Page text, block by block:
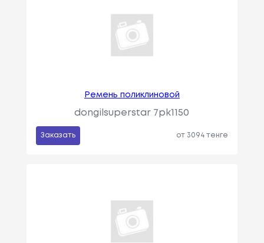
Ремень поликлиновой
dongilsuperstar 7pk1150
Заказать от 3094 тенге